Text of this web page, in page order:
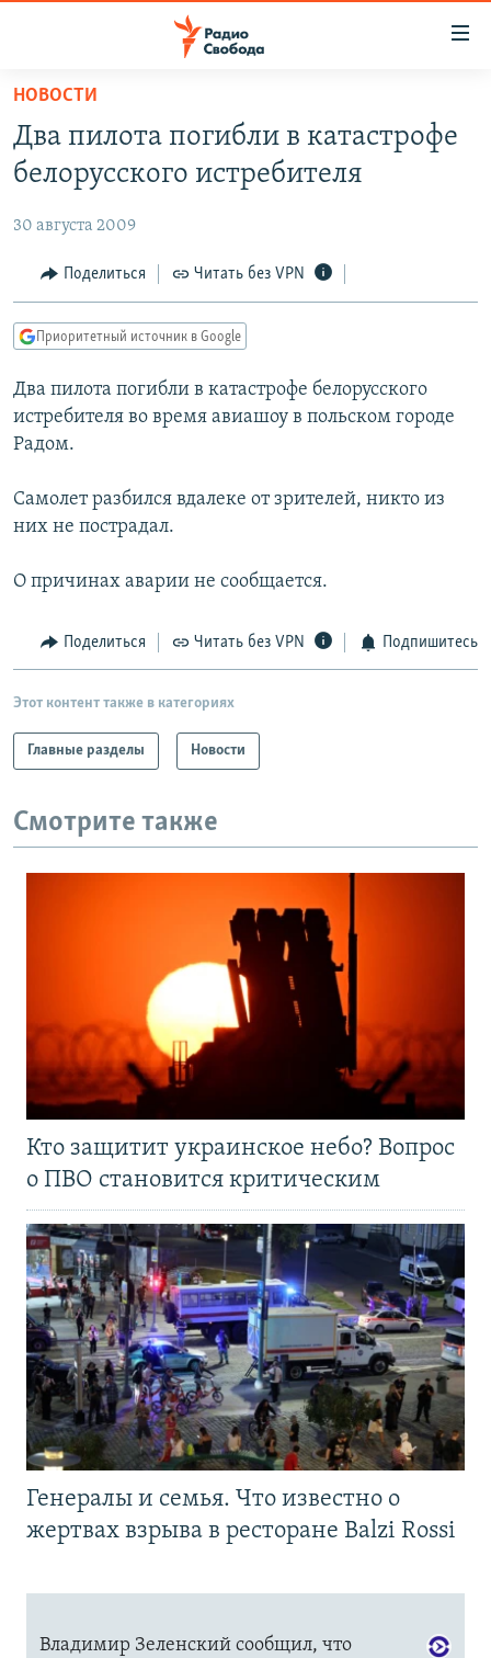
упрощенного
доступа
Вернуться
основному
Вернутся
главной
навигации
Вернутся
поиску
ПОДКАСТЫ
АВТОРСКИЕ ПРОЕКТЫ
ЦИТАТЫ СВОБОДЫ
МНЕНИЯ
IDEL.РЕАЛИИ
КАВКАЗ.РЕАЛИИ
СЕВЕР.РЕАЛИИ
РАСПИСАНИЕ ВЕЩАНИЯ
Все сайты РСЕ/РС
НОВОСТИ
Два пилота погибли в катастрофе
белорусского истребителя
30 августа 2009
Поделиться Читать без VPN
Приоритетный источник в Google
Два пилота погибли в катастрофе белорусского
истребителя во время авиашоу в польском городе
Радом.
Самолет разбился вдалеке от зрителей, никто из
них не пострадал.
О причинах аварии не сообщается.
Поделиться Читать без VPN Подпишитесь
Этот контент также в категориях
Главные разделы Новости
Смотрите также
Кто защитит украинское небо? Вопрос
о ПВО становится критическим
Генералы и семья. Что известно о
жертвах взрыва в ресторане Balzi Rossi